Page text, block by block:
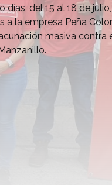
días, del 15 al 18 de
a la empresa Peña
masiva contra